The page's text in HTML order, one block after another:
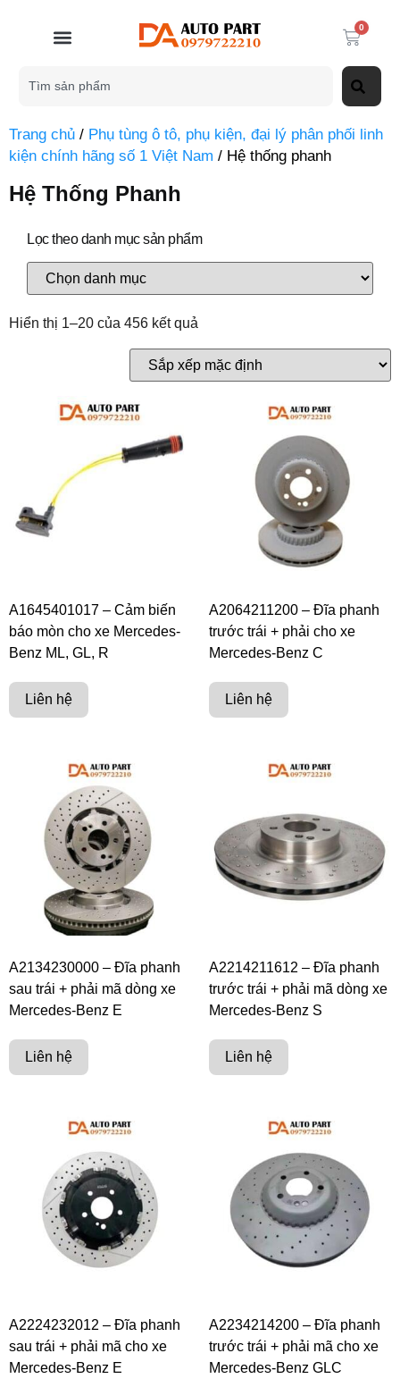
0
Trang chủ / Phụ tùng ô tô, phụ kiện, đại lý phân phối linh
kiện chính hãng số 1 Việt Nam / Hệ thống phanh
Hệ Thống Phanh
Lọc theo danh mục sản phẩm
Hiển thị 1–20 của 456 kết quả
A1645401017 – Cảm biến
báo mòn cho xe Mercedes-
Benz ML, GL, R
Liên hệ
A2064211200 – Đĩa phanh
trước trái + phải cho xe
Mercedes-Benz C
Liên hệ
A2134230000 – Đĩa phanh
sau trái + phải mã dòng xe
Mercedes-Benz E
Liên hệ
A2214211612 – Đĩa phanh
trước trái + phải mã dòng xe
Mercedes-Benz S
Liên hệ
A2224232012 – Đĩa phanh
sau trái + phải mã cho xe
Mercedes-Benz E
A2234214200 – Đĩa phanh
trước trái + phải mã cho xe
Mercedes-Benz GLC